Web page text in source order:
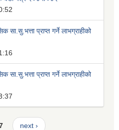
प्राप्त गर्ने लाभग्राहीको
प्राप्त गर्ने लाभग्राहीको
next ›